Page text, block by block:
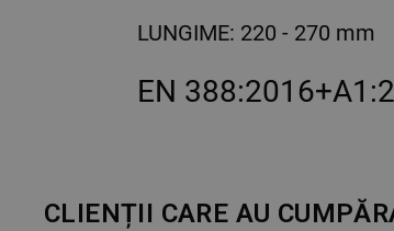
LUNGIME: 220 - 270 mm
EN
CLIENȚII CARE AU